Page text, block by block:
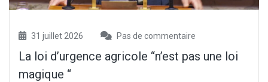
31 juillet 2026 Pas de commentaire
La loi d’urgence agricole “n’est pas une loi
magique “